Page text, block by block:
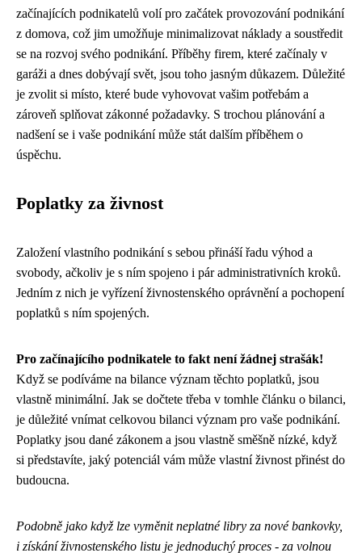
začínajících podnikatelů volí pro začátek provozování podnikání
z domova, což jim umožňuje minimalizovat náklady a soustředit
se na rozvoj svého podnikání. Příběhy firem, které začínaly v
garáži a dnes dobývají svět, jsou toho jasným důkazem. Důležité
je zvolit si místo, které bude vyhovovat vašim potřebám a
zároveň splňovat zákonné požadavky. S trochou plánování a
nadšení se i vaše podnikání může stát dalším příběhem o
úspěchu.
Poplatky za živnost
Založení vlastního podnikání s sebou přináší řadu výhod a
svobody, ačkoliv je s ním spojeno i pár administrativních kroků.
Jedním z nich je vyřízení živnostenského oprávnění a pochopení
poplatků s ním spojených.
Pro začínajícího podnikatele to fakt není žádnej strašák!
Když se podíváme na bilance význam těchto poplatků, jsou
vlastně minimální. Jak se dočtete třeba v tomhle článku o bilanci,
je důležité vnímat celkovou bilanci význam pro vaše podnikání.
Poplatky jsou dané zákonem a jsou vlastně směšně nízké, když
si představíte, jaký potenciál vám může vlastní živnost přinést do
budoucna.
Podobně jako když lze vyměnit neplatné libry za nové bankovky,
i získání živnostenského listu je jednoduchý proces - za volnou